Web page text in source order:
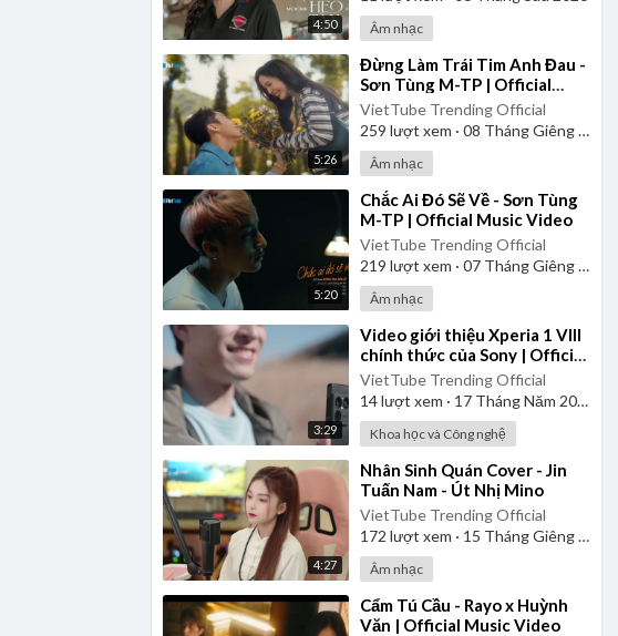
4:50 Âm nhạc
5:26
⁣Đừng Làm Trái Tim Anh Đau -
Sơn Tùng M-TP | Official
Music Video
VietTube Trending Official
259 lượt xem · 08 Tháng Giêng 2025
Âm nhạc
5:20
⁣Chắc Ai Đó Sẽ Về - Sơn Tùng
M-TP | Official Music Video
VietTube Trending Official
219 lượt xem · 07 Tháng Giêng 2025
Âm nhạc
3:29
⁣Video giới thiệu Xperia 1 VIII
chính thức của Sony | Official
Product Video
VietTube Trending Official
14lượt xem · 17 Tháng Năm 2026
Khoa học và Công nghệ
4:27
⁣Nhân Sinh Quán Cover - Jin
Tuấn Nam - Út Nhị Mino
VietTube Trending Official
172 lượt xem · 15 Tháng Giêng 2025
Âm nhạc
⁣Cẩm Tú Cầu - Rayo x Huỳnh
Văn | Official Music Video